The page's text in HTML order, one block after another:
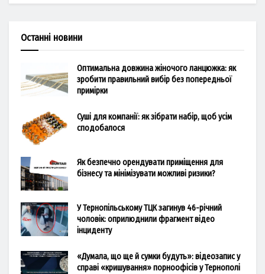
Останні новини
Оптимальна довжина жіночого ланцюжка: як
зробити правильний вибір без попередньої
примірки
Суші для компанії: як зібрати набір, щоб усім
сподобалося
Як безпечно орендувати приміщення для
бізнесу та мінімізувати можливі ризики?
У Тернопільському ТЦК загинув 46-річний
чоловік: оприлюднили фрагмент відео
інциденту
«Думала, що ще й сумки будуть»: відеозапис у
справі «кришування» порноофісів у Тернополі